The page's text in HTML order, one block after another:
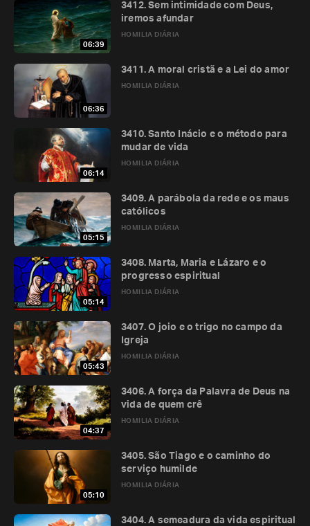
06:39
HOMILIA DIÁRIA
3412. Sem intimidade com Deus,
iremos afundar
06:36
HOMILIA DIÁRIA
3411. A moral cristã e a Lei do amor
06:14
HOMILIA DIÁRIA
3410. Santo Inácio e o método para
mudar de vida
05:15
HOMILIA DIÁRIA
3409. A parábola da rede e os maus
católicos
05:14
HOMILIA DIÁRIA
3408. Marta, Maria e Lázaro e o
progresso espiritual
05:43
HOMILIA DIÁRIA
3407. O joio e o trigo no campo da
Igreja
04:37
HOMILIA DIÁRIA
3406. A força da Palavra de Deus na
vida de quem crê
05:10
HOMILIA DIÁRIA
3405. São Tiago e o caminho do
serviço humilde
3404. A semeadura da vida espiritual